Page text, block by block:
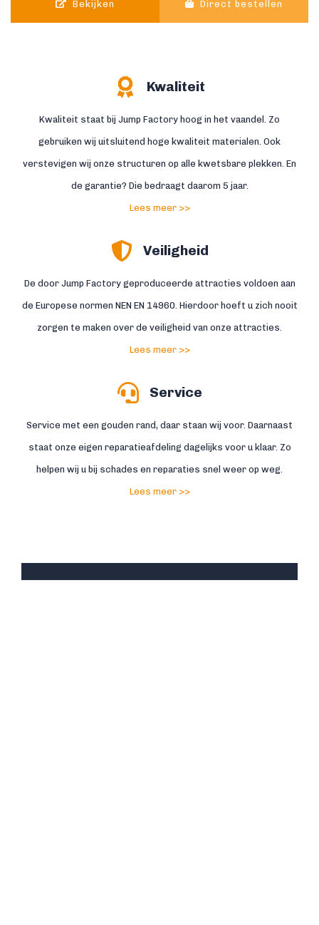
Bekijken Direct bestellen
Kwaliteit
Kwaliteit staat bij Jump Factory hoog in het vaandel. Zo
gebruiken wij uitsluitend hoge kwaliteit materialen. Ook
verstevigen wij onze structuren op alle kwetsbare plekken. En
de garantie? Die bedraagt daarom 5 jaar.
Lees meer >>
Veiligheid
De door Jump Factory geproduceerde attracties voldoen aan
de Europese normen NEN EN 14960. Hierdoor hoeft u zich nooit
zorgen te maken over de veiligheid van onze attracties.
Lees meer >>
Service
Service met een gouden rand, daar staan wij voor. Daarnaast
staat onze eigen reparatieafdeling dagelijks voor u klaar. Zo
helpen wij u bij schades en reparaties snel weer op weg.
Lees meer >>